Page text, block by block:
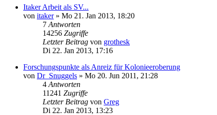
Itaker Arbeit als SV...
von itaker» Mo 21. Jan 2013, 18:20
7 Antworten
14256 Zugriffe
Letzter Beitrag von grothesk
Di 22. Jan 2013, 17:16
Forschungspunkte als Anreiz für Kolonieeroberung
von Dr_Snuggels » Mo 20. Jun 2011, 21:28
4 Antworten
11241 Zugriffe
Letzter Beitrag von Greg
Di 22. Jan 2013, 13:23